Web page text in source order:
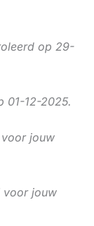
op 29-
01-12-2025.
jouw
voor jouw